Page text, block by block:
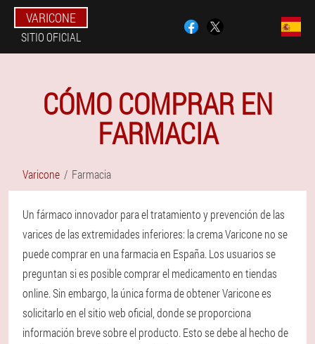
VARICONE
SITIO OFICIAL
CÓMO COMPRAR EN
FARMACIA
Varicone Farmacia
Un fármaco innovador para el tratamiento y prevención de las
varices de las extremidades inferiores: la crema Varicone no se
puede comprar en una farmacia en España. Los usuarios se
preguntan si es posible comprar el medicamento en tiendas
online. Sin embargo, la única forma de obtener Varicone es
solicitarlo en el sitio web oficial, donde se proporciona
información breve sobre el producto. Esto se debe al hecho de